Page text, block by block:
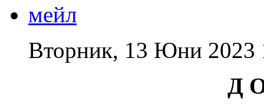
Вторник, 13 Юни 2023
Д